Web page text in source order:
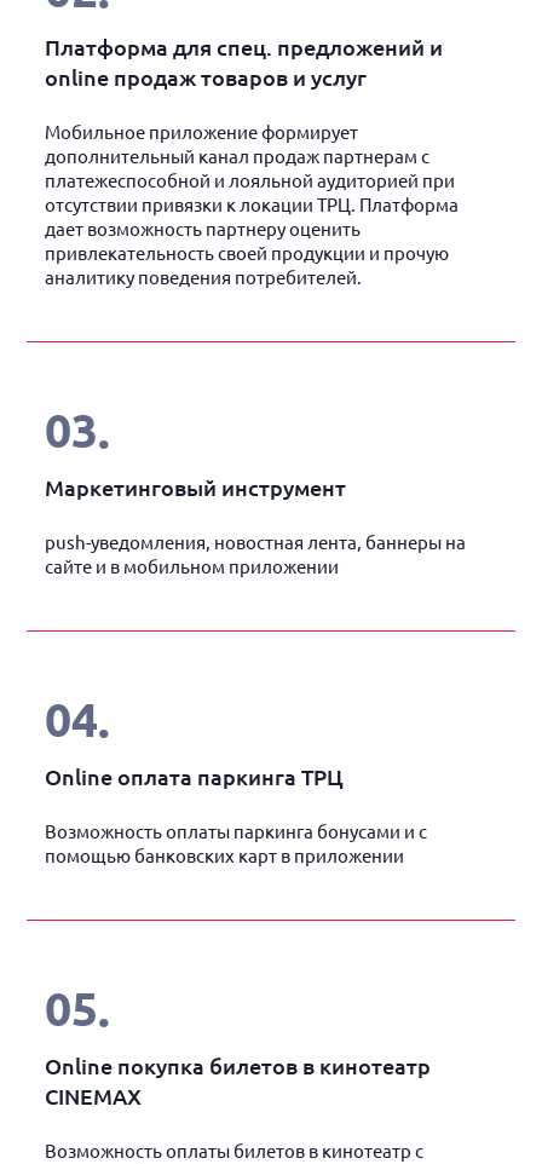
Платформа для спец. предложений и
online продаж товаров и услуг
Мобильное приложение формирует
дополнительный канал продаж партнерам с
платежеспособной и лояльной аудиторией при
отсутствии привязки к локации ТРЦ. Платформа
дает возможность партнеру оценить
привлекательность своей продукции и прочую
аналитику поведения потребителей.
03.
Маркетинговый инструмент
push-уведомления, новостная лента, баннеры на
сайте и в мобильном приложении
04.
Online оплата паркинга ТРЦ
Возможность оплаты паркинга бонусами и с
помощью банковских карт в приложении
05.
Online покупка билетов в кинотеатр
CINEMAX
Возможность оплаты билетов в кинотеатр с